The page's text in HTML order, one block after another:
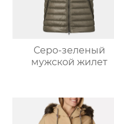
Серо-зеленый
мужской жилет